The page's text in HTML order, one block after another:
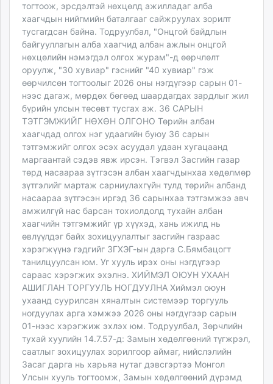
тогтоож, эрсдэлтэй нөхцөлд ажилладаг алба
хаагчдын нийгмийн баталгааг сайжруулах зорилт
тусгагдсан байна. Тодруулбал, "Онцгой байдлын
байгууллагын алба хаагчид албан ажлын онцгой
нөхцөлийн нэмэгдэл олгох журам"-д өөрчлөлт
оруулж, "30 хувиар" гэснийг "40 хувиар" гэж
өөрчилсөн тогтоолыг 2026 оны нэгдүгээр сарын 01-
нээс дагаж, мөрдөх бөгөөд шаардагдах зардлыг жил
бүрийн улсын төсөвт тусгах аж. 36 САРЫН
ТЭТГЭМЖИЙГ НӨХӨН ОЛГОНО Төрийн албан
хаагчдад олгох нэг удаагийн буюу 36 сарын
тэтгэмжийг олгох эсэх асуудал удаан хугацаанд
маргаантай сэдэв явж ирсэн. Тэгвэл Засгийн газар
төрд насаараа зүтгэсэн албан хаагчдынхаа хөдөлмөр
зүтгэлийг мартаж сарниулахгүйн тулд төрийн албанд
насаараа зүтгэсэн иргэд 36 сарынхаа тэтгэмжээ авч
амжилгүй нас барсан тохиолдолд тухайн албан
хаагчийн тэтгэмжийг үр хүүхэд, хань ижилд нь
өвлүүлдэг байх зохицуулалтыг засгийн газраас
хэрэгжүүнэ гэдгийг ЗГХЭГ-ын дарга С.Бямбацогт
танилцуулсан юм. Уг хууль ирэх оны нэгдүгээр
сараас хэрэгжих эхэлнэ. ХИЙМЭЛ ОЮУН УХААН
АШИГЛАН ТОРГУУЛЬ НОГДУУЛНА Хиймэл оюун
ухаанд суурилсан хяналтын системээр торгууль
ногдуулах арга хэмжээ 2026 оны нэгдүгээр сарын
01-нээс хэрэгжиж эхлэх юм. Тодруулбал, Зөрчлийн
тухай хуулийн 14.7.57-д: Замын хөдөлгөөний түгжрэл,
саатлыг зохицуулах зорилгоор аймаг, нийслэлийн
Засаг дарга нь харьяа нутаг дэвсгэртээ Монгол
Улсын хууль тогтоомж, Замын хөдөлгөөний дүрэмд